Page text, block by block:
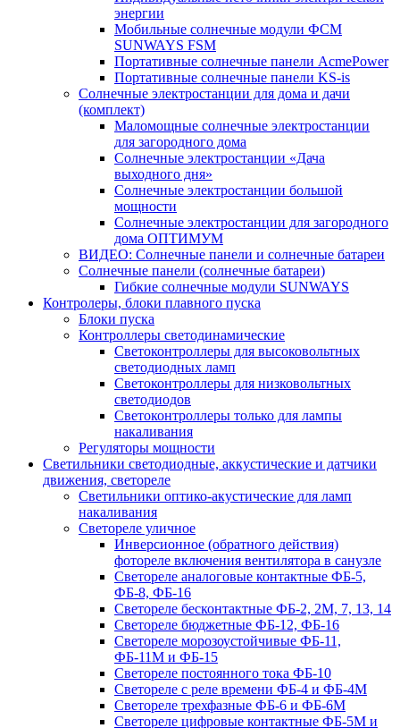
энергии
Мобильные солнечные модули ФСМ
SUNWAYS FSM
Портативные солнечные панели AcmePower
Портативные солнечные панели KS-is
Солнечные электростанции для дома и дачи
(комплект)
Маломощные солнечные электростанции
для загородного дома
Солнечные электростанции «Дача
выходного дня»
Солнечные электростанции большой
мощности
Солнечные электростанции для загородного
дома ОПТИМУМ
ВИДЕО: Солнечные панели и солнечные батареи
Солнечные панели (солнечные батареи)
Гибкие солнечные модули SUNWAYS
Контролеры, блоки плавного пуска
Блоки пуска
Контроллеры светодинамические
Светоконтроллеры для высоковольтных
светодиодных ламп
Светоконтроллеры для низковольтных
светодиодов
Светоконтроллеры только для лампы
накаливания
Регуляторы мощности
Светильники светодиодные, аккустические и датчики
движения, светореле
Светильники оптико-акустические для ламп
накаливания
Светореле уличное
Инверсионное (обратного действия)
фотореле включения вентилятора в санузле
Светореле аналоговые контактные ФБ-5,
ФБ-8, ФБ-16
Светореле бесконтактные ФБ-2, 2М, 7, 13, 14
Светореле бюджетные ФБ-12, ФБ-16
Светореле морозоустойчивые ФБ-11,
ФБ-11М и ФБ-15
Светореле постоянного тока ФБ-10
Светореле с реле времени ФБ-4 и ФБ-4М
Светореле трехфазные ФБ-6 и ФБ-6М
Светореле цифровые контактные ФБ-5М и